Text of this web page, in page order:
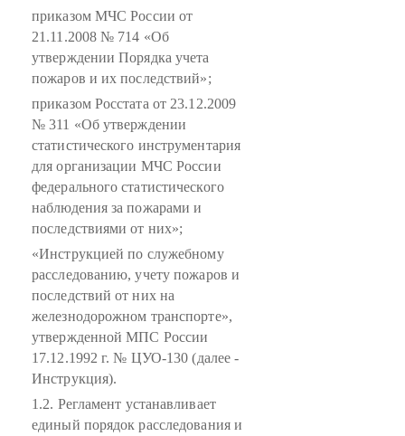
приказом МЧС России от
21.11.2008 № 714 «Об
утверждении Порядка учета
пожаров и их последствий»;
приказом Росстата от 23.12.2009
№ 311 «Об утверждении
статистического инструментария
для организации МЧС России
федерального статистического
наблюдения за пожарами и
последствиями от них»;
«Инструкцией по служебному
расследованию, учету пожаров и
последствий от них на
железнодорожном транспорте»,
утвержденной МПС России
17.12.1992 г. № ЦУО-130 (далее -
Инструкция).
1.2. Регламент устанавливает
единый порядок расследования и